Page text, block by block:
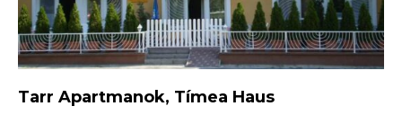
Tarr Apartmanok, Tímea Haus